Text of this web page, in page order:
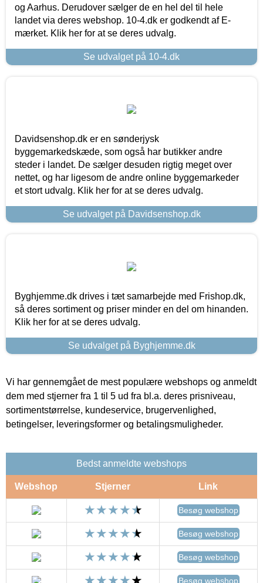
og Aarhus. Derudover sælger de en hel del til hele
landet via deres webshop. 10-4.dk er godkendt af E-
mærket. Klik her for at se deres udvalg.
Se udvalget på 10-4.dk
Davidsenshop.dk er en sønderjysk
byggemarkedskæde, som også har butikker andre
steder i landet. De sælger desuden rigtig meget over
nettet, og har ligesom de andre online byggemarkeder
et stort udvalg. Klik her for at se deres udvalg.
Se udvalget på Davidsenshop.dk
Byghjemme.dk drives i tæt samarbejde med Frishop.dk,
så deres sortiment og priser minder en del om hinanden.
Klik her for at se deres udvalg.
Se udvalget på Byghjemme.dk
Vi har gennemgået de mest populære webshops og anmeldt
dem med stjerner fra 1 til 5 ud fra bl.a. deres prisniveau,
sortimentstørrelse, kundeservice, brugervenlighed,
betingelser, leveringsformer og betalingsmuligheder.
Bedst anmeldte webshops
Webshop Stjerner Link
Besøg webshop
Besøg webshop
Besøg webshop
Besøg webshop